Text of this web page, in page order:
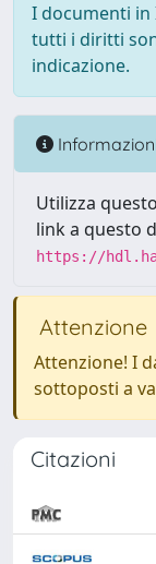
I documenti in
tutti i diritti
indicazione.
Utilizza
link a questo
https://
Attenzione
Attenzione! I
sottoposti a
Citazioni